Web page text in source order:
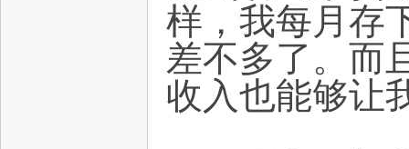
样，我每月存
差不多了。而
收入也能够让